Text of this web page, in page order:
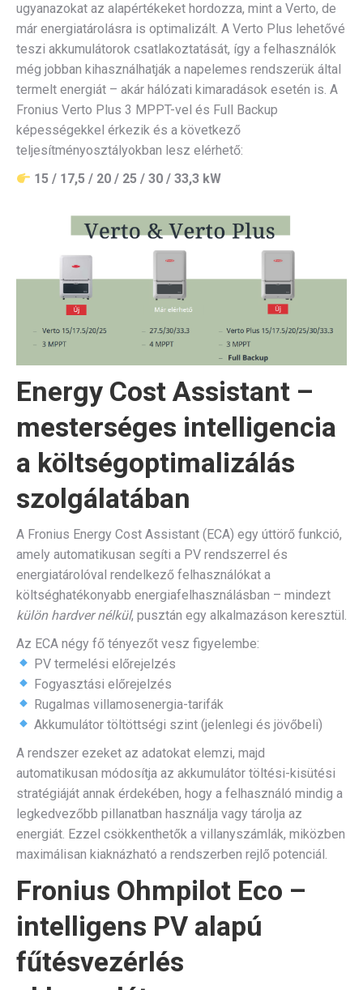
ugyanazokat az alapértékeket hordozza, mint a Verto, de
már energiatárolásra is optimalizált. A Verto Plus lehetővé
teszi akkumulátorok csatlakoztatását, így a felhasználók
még jobban kihasználhatják a napelemes rendszerük által
termelt energiát – akár hálózati kimaradások esetén is. A
Fronius Verto Plus 3 MPPT-vel és Full Backup
képességekkel érkezik és a következő
teljesítményosztályokban lesz elérhető:
15 / 17,5 / 20 / 25 / 30 / 33,3 kW
Energy Cost Assistant –
mesterséges intelligencia
a költségoptimalizálás
szolgálatában
A Fronius Energy Cost Assistant (ECA) egy úttörő funkció,
amely automatikusan segíti a PV rendszerrel és
energiatárolóval rendelkező felhasználókat a
költséghatékonyabb energiafelhasználásban – mindezt
külön hardver nélkül, pusztán egy alkalmazáson keresztül.
Az ECA négy fő tényezőt vesz figyelembe:
PV termelési előrejelzés
Fogyasztási előrejelzés
Rugalmas villamosenergia-tarifák
Akkumulátor töltöttségi szint (jelenlegi és jövőbeli)
A rendszer ezeket az adatokat elemzi, majd
automatikusan módosítja az akkumulátor töltési-kisütési
stratégiáját annak érdekében, hogy a felhasználó mindig a
legkedvezőbb pillanatban használja vagy tárolja az
energiát. Ezzel csökkenthetők a villanyszámlák, miközben
maximálisan kiaknázható a rendszerben rejlő potenciál.
Fronius Ohmpilot Eco –
intelligens PV alapú
fűtésvezérlés